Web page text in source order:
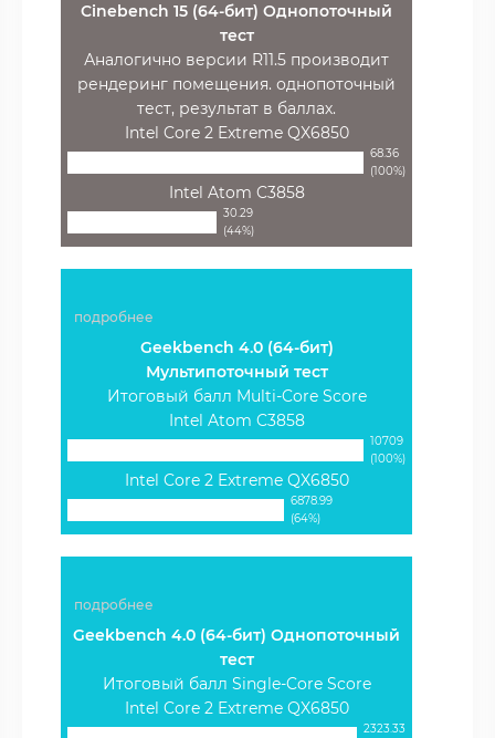
Cinebench 15 (64-бит) Однопоточный
тест
Аналогично версии R11.5 производит
рендеринг помещения. однопоточный
тест, результат в баллах.
Intel Core 2 Extreme QX6850
68.36
(100%)
Intel Atom C3858
30.29
(44%)
подробнее
Geekbench 4.0 (64-бит)
Мультипоточный тест
Итоговый балл Multi-Core Score
Intel Atom C3858
10709
(100%)
Intel Core 2 Extreme QX6850
6878.99
(64%)
подробнее
Geekbench 4.0 (64-бит) Однопоточный
тест
Итоговый балл Single-Core Score
Intel Core 2 Extreme QX6850
2323.33